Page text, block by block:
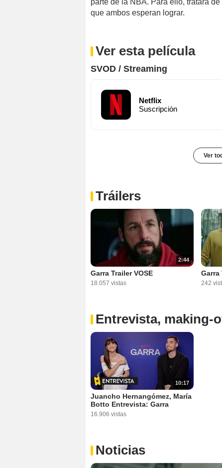
que ambos esperan lograr.
Ver esta película
SVOD / Streaming
Netflix
Suscripción
Ver
Tráilers
2:44
Garra Trailer VOSE
18.057 vistas
Garra
242
Entrevista, making-
10:17
Juancho Hernangómez, María
Botto Entrevista: Garra
16.906 vistas
Noticias